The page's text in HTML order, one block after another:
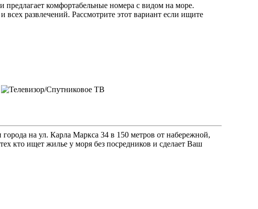
комфортабельные номера с видом на море.
развлечений. Рассмотрите этот вариант если ищите
на ул. Карла Маркса 34 в 150 метров от набережной,
кто ищет жилье у моря без посредников и сделает Ваш